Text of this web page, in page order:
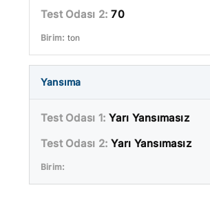
70
ton
Yansıma
Yarı Yansımasız
Yarı Yansımasız